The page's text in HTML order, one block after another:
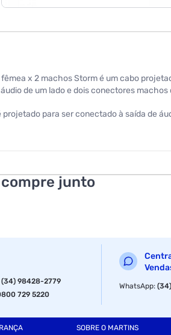
fêmea x 2 machos Storm é um cabo
de um lado e dois conectores machos
projetado para ser conectado à saída de
junto
(34) 98428-2779
729 5220
WhatsApp:
SOBRE O MARTINS